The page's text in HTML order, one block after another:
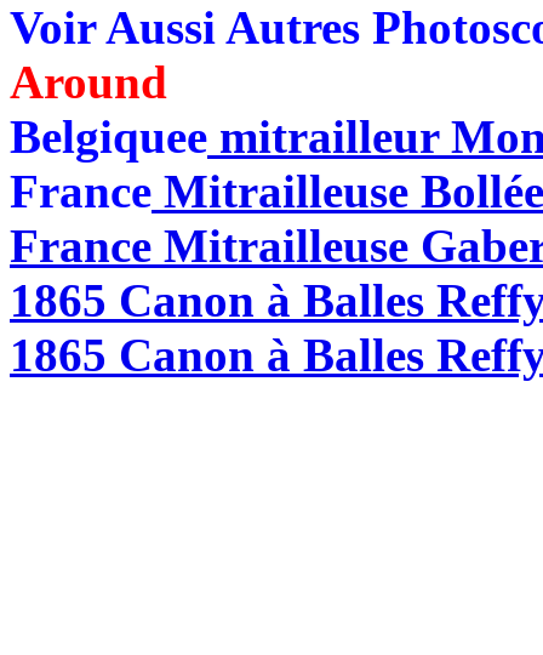
Voir Aussi Autres
Around
Belgiquee mitrailleur
France Mitrailleuse Bollée
France Mitrailleuse
1865 Canon à Balles
1865 Canon à Balles